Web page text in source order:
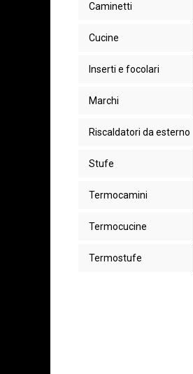
Caminetti
Cucine
Inserti e focolari
Marchi
Riscaldatori da esterno
Stufe
Termocamini
Termocucine
Termostufe